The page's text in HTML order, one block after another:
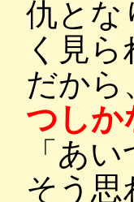
仇とな
く見ら
だから
つしか
「あ
そう思